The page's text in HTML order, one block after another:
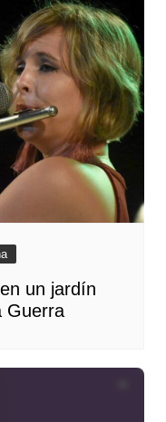
un jardín
Guerra